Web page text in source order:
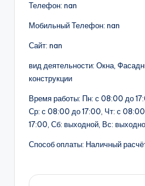
Телефон: nan
Мобильный Телефон: nan
Сайт: nan
вид деятельности: Окна,
конструкции
Время работы: Пн: с 08:00 до
Ср: с 08:00 до 17:00, Чт: с
17:00, Сб: выходной, Вс:
Способ оплаты: Наличный